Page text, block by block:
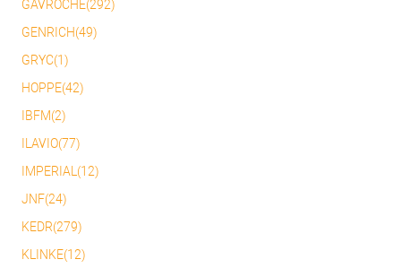
GAVROCHE(292)
GENRICH(49)
GRYC(1)
HOPPE(42)
IBFM(2)
ILAVIO(77)
IMPERIAL(12)
JNF(24)
KEDR(279)
KLINKE(12)